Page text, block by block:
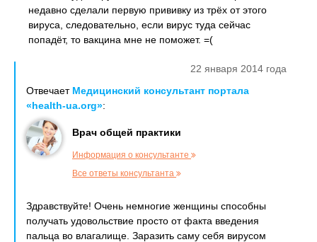
недавно сделали первую прививку из трёх от этого
вируса, следовательно, если вирус туда сейчас
попадёт, то вакцина мне не поможет. =(
22 января 2014 года
Отвечает Медицинский консультант портала
«health-ua.org»:
Врач общей практики
Информация о консультанте
Все ответы консультанта
Здравствуйте! Очень немногие женщины способны
получать удовольствие просто от факта введения
пальца во влагалище. Заразить саму себя вирусом